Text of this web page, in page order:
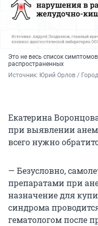
Это не весь список
распространенных
Источник: Юрий Орлов /
Екатерина
при выявлении
всего нужно
— Безусловно,
препаратами при
назначение для
синдрома
гематологом после